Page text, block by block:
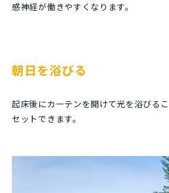
感神経が働きやすくなります。
朝日を浴びる
起床後にカーテンを開けて光を浴びる
セットできます。